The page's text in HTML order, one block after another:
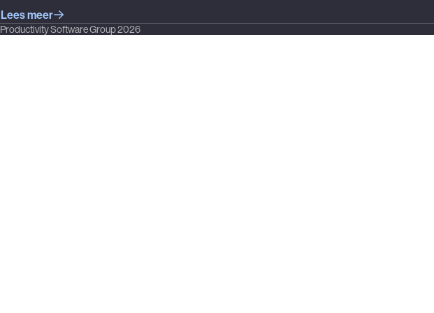
Lees meer
Productivity Software Group 2026